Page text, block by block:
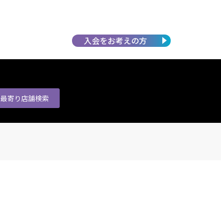
入会をお考えの方
最寄り店舗検索